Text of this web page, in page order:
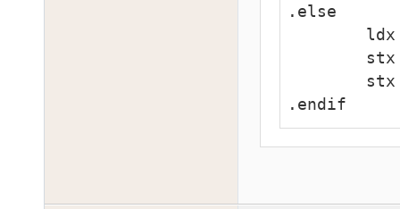
.else
.endif